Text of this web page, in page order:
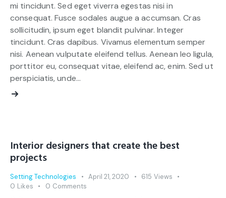
mi tincidunt. Sed eget viverra egestas nisi in
consequat. Fusce sodales augue a accumsan. Cras
sollicitudin, ipsum eget blandit pulvinar. Integer
tincidunt. Cras dapibus. Vivamus elementum semper
nisi. Aenean vulputate eleifend tellus. Aenean leo ligula,
porttitor eu, consequat vitae, eleifend ac, enim. Sed ut
perspiciatis, unde…
Interior designers that create the best
projects
Setting Technologies April 21, 2020 615 Views
0 Likes 0 Comments